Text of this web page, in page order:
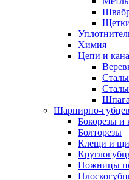
Химия
Цепи и
Шарнирно-
Бокорезы и
Болторезы
Клещи и
Ножницы